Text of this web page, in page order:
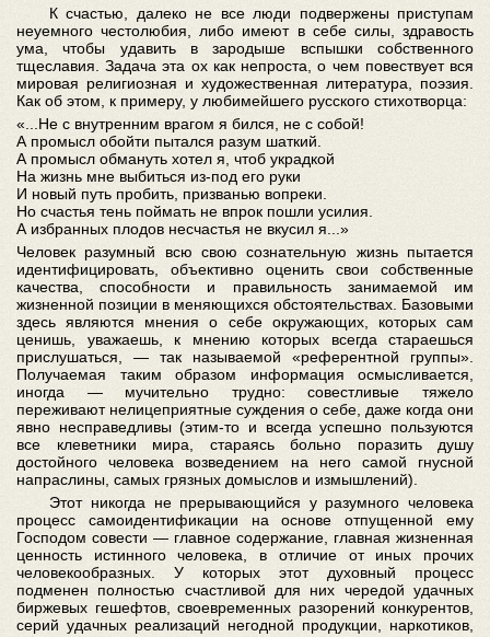
К счастью, далеко не все люди подвержены приступам
неуемного честолюбия, либо имеют в себе силы, здравость
ума, чтобы удавить в зародыше вспышки собственного
тщеславия. Задача эта ох как непроста, о чем повествует вся
мировая религиозная и художественная литература, поэзия.
Как об этом, к примеру, у любимейшего русского стихотворца:
«...Не с внутренним врагом я бился, не с собой!
А промысл обойти пытался разум шаткий.
А промысл обмануть хотел я, чтоб украдкой
На жизнь мне выбиться из-под его руки
И новый путь пробить, призванью вопреки.
Но счастья тень поймать не впрок пошли усилия.
А избранных плодов несчастья не вкусил я...»
Человек разумный всю свою сознательную жизнь пытается
идентифицировать, объективно оценить свои собственные
качества, способности и правильность занимаемой им
жизненной позиции в меняющихся обстоятельствах. Базовыми
здесь являются мнения о себе окружающих, которых сам
ценишь, уважаешь, к мнению которых всегда стараешься
прислушаться, — так называемой «референтной группы».
Получаемая таким образом информация осмысливается,
иногда — мучительно трудно: совестливые тяжело
переживают нелицеприятные суждения о себе, даже когда они
явно несправедливы (этим-то и всегда успешно пользуются
все клеветники мира, стараясь больно поразить душу
достойного человека возведением на него самой гнусной
напраслины, самых грязных домыслов и измышлений).
Этот никогда не прерывающийся у разумного человека
процесс самоидентификации на основе отпущенной ему
Господом совести — главное содержание, главная жизненная
ценность истинного человека, в отличие от иных прочих
человекообразных. У которых этот духовный процесс
подменен полностью счастливой для них чередой удачных
биржевых гешефтов, своевременных разорений конкурентов,
серий удачных реализаций негодной продукции, наркотиков,